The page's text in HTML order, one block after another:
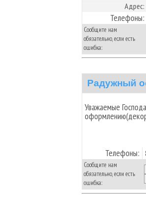
Адрес:
Телефоны:
Сообщите нам
обязательно, если есть
ошибка:
Радужный
Уважаемые
Телефоны:
Сообщите нам
обязательно, если есть
ошибка: